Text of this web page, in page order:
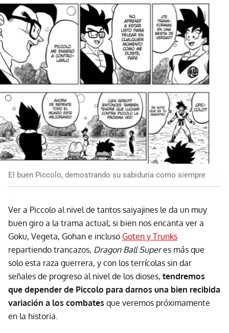
El buen Piccolo, demostrando su sabiduría como siempre
Ver a Piccolo al nivel de tantos saiyajines le da un muy
buen giro a la trama actual; si bien nos encanta ver a
Goku, Vegeta, Gohan e incluso Goten y Trunks
repartiendo trancazos, Dragon Ball Superes más que
solo esta raza guerrera, y con los terrícolas sin dar
señales de progreso al nivel de los dioses, tendremos
que depender de Piccolo para darnos una bien recibida
variación a los combates que veremos próximamente
en la historia.